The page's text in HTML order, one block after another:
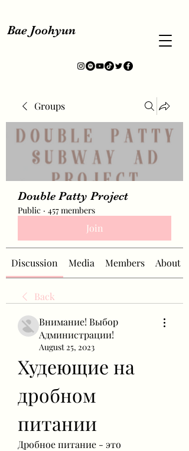
Bae Joohyun
Groups
Double Patty Project
Public · 457 members
Join
Discussion Media Members About
Back
Внимание! Выбор
Администрации!
August 25, 2023
Худеющие на
дробном
питании
Дробное питание - это